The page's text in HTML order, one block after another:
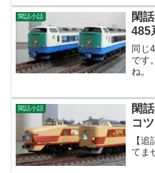
閑話小話
閑
485
同じ
です
ね。
閑話小話
閑
コ
【
てま